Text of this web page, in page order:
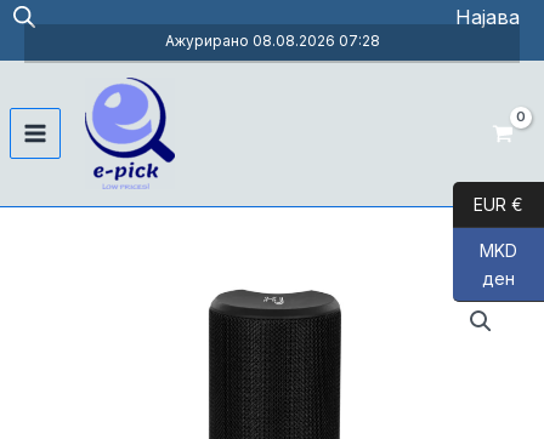
Skip
content
Најава
Ажурирано 08.08.2026 07:28
Main
EUR €
MKD
ден